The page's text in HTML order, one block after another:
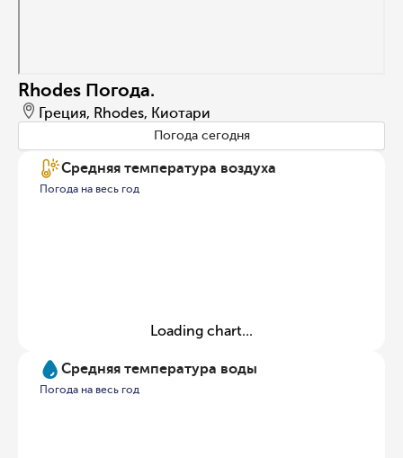
Rhodes Погода.
Греция, Rhodes, Киотари
Погода сегодня
Средняя температура воздуха
Погода на весь год
Loading chart...
Средняя температура воды
Погода на весь год